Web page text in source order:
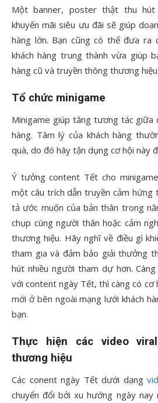
Một banner, poster thật thu
khuyến mãi siêu ưu đãi sẽ giúp
hàng lớn. Bạn cũng có thể đưa ra
khách hàng trung thành vừa giúp
hàng cũ và truyền thông thương
Tổ chức minigame
Minigame giúp tăng tương tác giữa
hàng. Tâm lý của khách hàng
quà, do đó hãy tận dụng cơ hội này
Ý tưởng content Tết cho
một câu trích dẫn truyền cảm hứng
tả ước muốn của bản thân trong
chụp cùng người thân hoặc cảm
thương hiệu. Hãy nghĩ về điều gì
tham gia và đảm bảo giải thưởng
hút nhiều người tham dự hơn.
với content ngày Tết, thì càng có cơ
mới ở bên ngoài mạng lưới khách
bạn.
Thực hiện các video
thương hiệu
Các conent ngày Tết dưới dạng
chuyển đổi bởi xu hướng ngày